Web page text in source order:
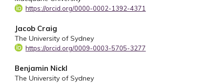
https://orcid.org/0000-0002-1392-4371
Jacob Craig
The University of Sydney
https://orcid.org/0009-0003-5705-3277
Benjamin Nickl
The University of Sydney